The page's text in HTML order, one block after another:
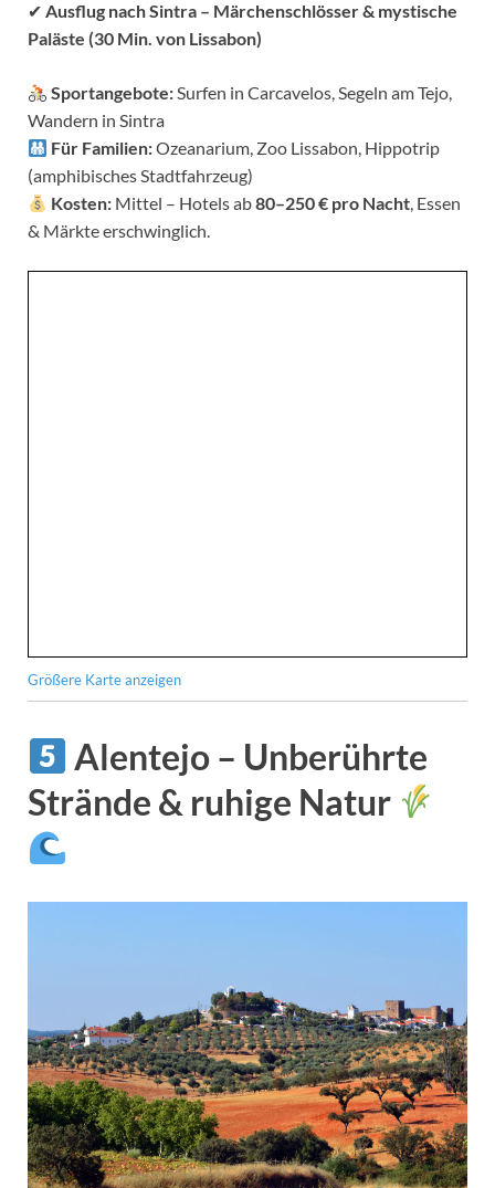
✔ Ausflug nach Sintra – Märchenschlösser & mystische
Paläste (30 Min. von Lissabon)
Sportangebote:Surfen in Carcavelos, Segeln am Tejo,
Wandern in Sintra
Für Familien:Ozeanarium, Zoo Lissabon, Hippotrip
(amphibisches Stadtfahrzeug)
Kosten: Mittel – Hotels ab80–250 € pro Nacht, Essen
& Märkte erschwinglich.
Größere Karte anzeigen
Alentejo – Unberührte
Strände & ruhige Natur